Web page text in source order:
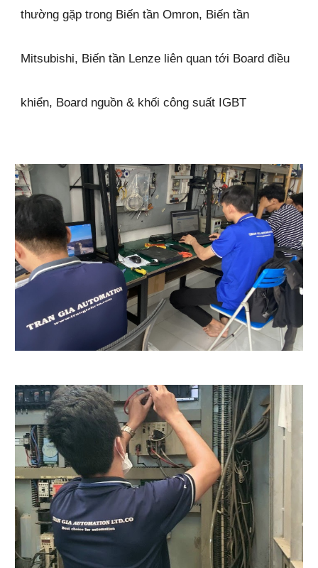
thường gặp trong Biến tần Omron, Biến tần
Mitsubishi, Biến tần Lenze liên quan tới Board điều
khiển, Board nguồn & khối công suất IGBT